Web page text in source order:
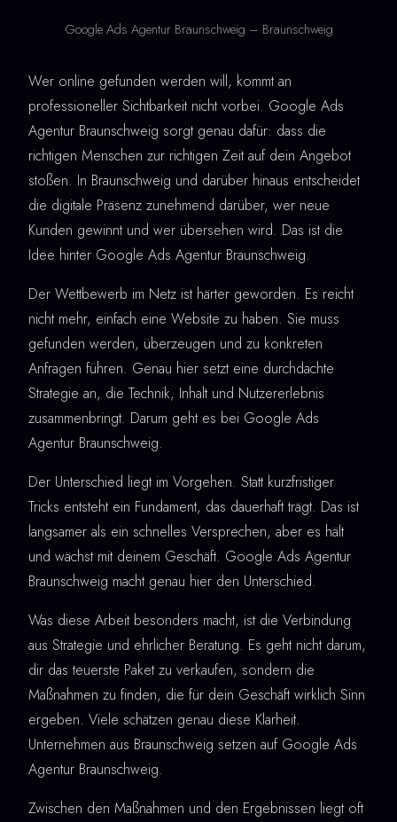
Google Ads Agentur Braunschweig – Braunschweig
Wer online gefunden werden will, kommt an
professioneller Sichtbarkeit nicht vorbei. Google Ads
Agentur Braunschweig sorgt genau dafür: dass die
richtigen Menschen zur richtigen Zeit auf dein Angebot
stoßen. In Braunschweig und darüber hinaus entscheidet
die digitale Präsenz zunehmend darüber, wer neue
Kunden gewinnt und wer übersehen wird. Das ist die
Idee hinter Google Ads Agentur Braunschweig.
Der Wettbewerb im Netz ist härter geworden. Es reicht
nicht mehr, einfach eine Website zu haben. Sie muss
gefunden werden, überzeugen und zu konkreten
Anfragen führen. Genau hier setzt eine durchdachte
Strategie an, die Technik, Inhalt und Nutzererlebnis
zusammenbringt. Darum geht es bei Google Ads
Agentur Braunschweig.
Der Unterschied liegt im Vorgehen. Statt kurzfristiger
Tricks entsteht ein Fundament, das dauerhaft trägt. Das ist
langsamer als ein schnelles Versprechen, aber es hält
und wächst mit deinem Geschäft. Google Ads Agentur
Braunschweig macht genau hier den Unterschied.
Was diese Arbeit besonders macht, ist die Verbindung
aus Strategie und ehrlicher Beratung. Es geht nicht darum,
dir das teuerste Paket zu verkaufen, sondern die
Maßnahmen zu finden, die für dein Geschäft wirklich Sinn
ergeben. Viele schätzen genau diese Klarheit.
Unternehmen aus Braunschweig setzen auf Google Ads
Agentur Braunschweig.
Zwischen den Maßnahmen und den Ergebnissen liegt oft